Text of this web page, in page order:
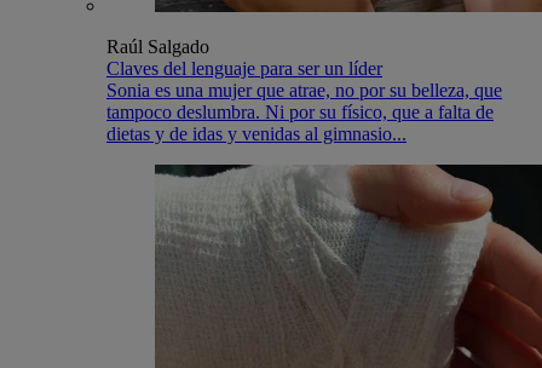
Raúl Salgado
Claves del lenguaje para ser un líder
Sonia es una mujer que atrae, no por su belleza, que
tampoco deslumbra. Ni por su físico, que a falta de
dietas y de idas y venidas al gimnasio...